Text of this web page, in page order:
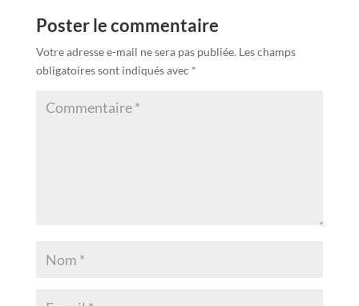
Poster le commentaire
Votre adresse e-mail ne sera pas publiée. Les champs
obligatoires sont indiqués avec *